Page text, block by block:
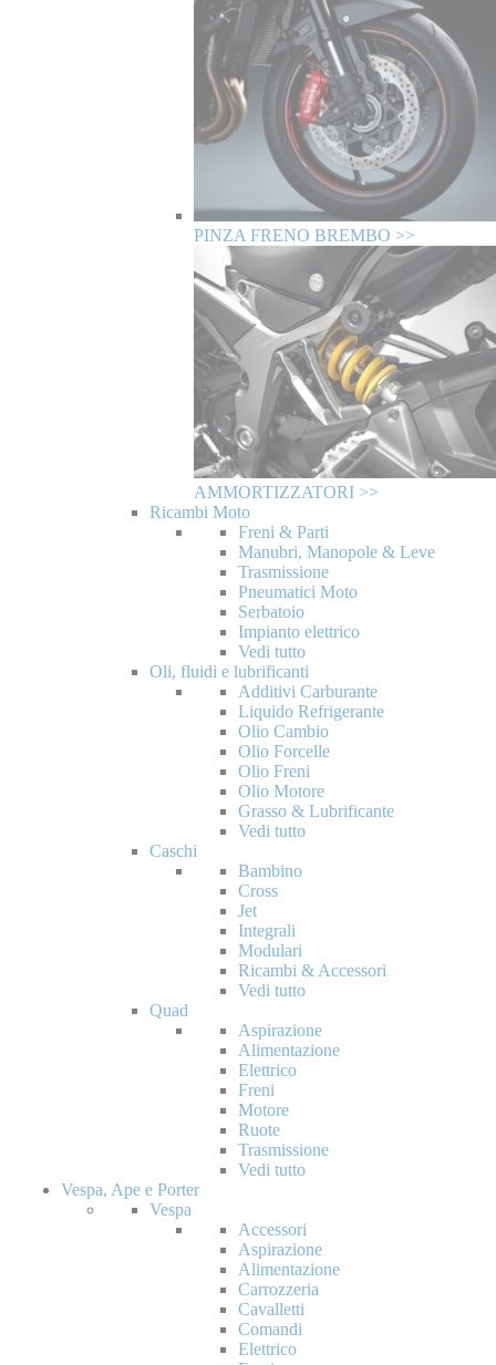
PINZA FRENO BREMBO >>
AMMORTIZZATORI >>
Ricambi Moto
Freni & Parti
Manubri, Manopole & Leve
Trasmissione
Pneumatici Moto
Serbatoio
Impianto elettrico
Vedi tutto
Oli, fluidi e lubrificanti
Additivi Carburante
Liquido Refrigerante
Olio Cambio
Olio Forcelle
Olio Freni
Olio Motore
Grasso & Lubrificante
Vedi tutto
Caschi
Bambino
Cross
Jet
Integrali
Modulari
Ricambi & Accessori
Vedi tutto
Quad
Aspirazione
Alimentazione
Elettrico
Freni
Motore
Ruote
Trasmissione
Vedi tutto
Vespa, Ape e Porter
Vespa
Accessori
Aspirazione
Alimentazione
Carrozzeria
Cavalletti
Comandi
Elettrico